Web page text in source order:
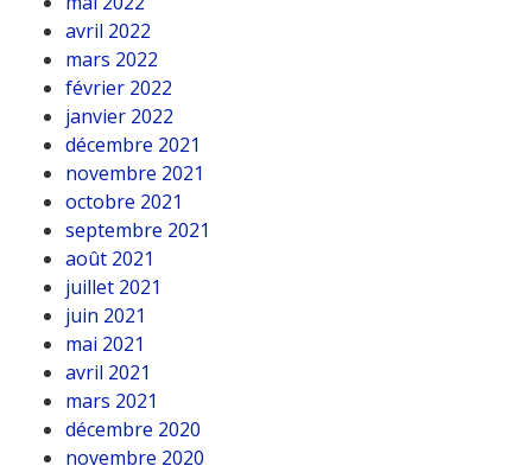
avril 2022
mars 2022
février 2022
janvier 2022
décembre 2021
novembre 2021
octobre 2021
septembre 2021
août 2021
juillet 2021
juin 2021
mai 2021
avril 2021
mars 2021
décembre 2020
novembre 2020